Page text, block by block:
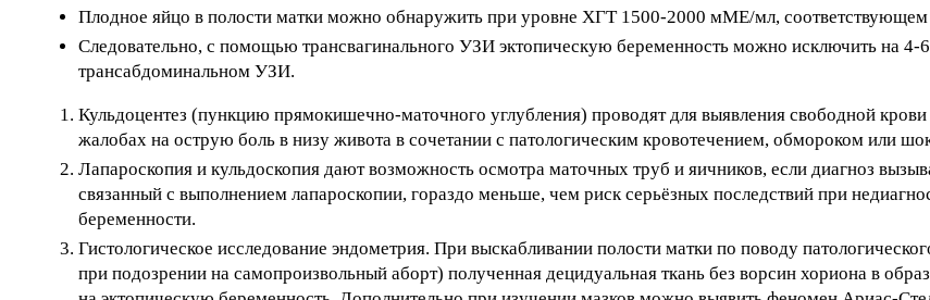
Плодное яйцо в полости матки можно обнаружить при уровне ХГТ 1500-2000 мМЕ/мл, соответствующем
Следовательно, с помощью трансвагинального УЗИ эктопическую беременность можно исключить на
трансабдоминальном УЗИ.
Кульдоцентез (пункцию прямокишечно-маточного углубления) проводят для выявления свободной
жалобах на острую боль в низу живота в сочетании с патологическим кровотечением, обмороком или
Лапароскопия и кульдоскопия дают возможность осмотра маточных труб и яичников, если диагноз
связанный с выполнением лапароскопии, гораздо меньше, чем риск серьёзных последствий при
беременности.
Гистологическое исследование эндометрия. При выскабливании полости матки по поводу
при подозрении на самопроизвольный аборт) полученная децидуальная ткань без ворсин хориона в